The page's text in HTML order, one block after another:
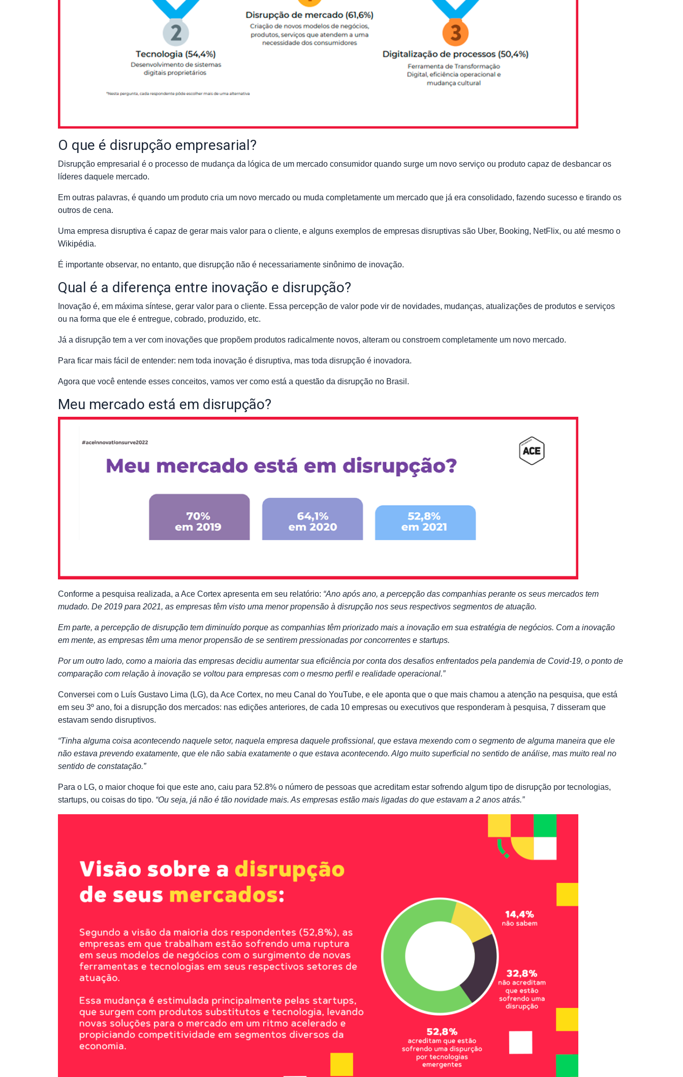
O que é disrupção empresarial?
Disrupção empresarial é o processo de mudança da lógica de um mercado consumidor quando surge um novo serviço ou produto capaz de desbancar os
líderes daquele mercado.
Em outras palavras, é quando um produto cria um novo mercado ou muda completamente um mercado que já era consolidado, fazendo sucesso e tirando os
outros de cena.
Uma empresa disruptiva é capaz de gerar mais valor para o cliente, e alguns exemplos de empresas disruptivas são Uber, Booking, NetFlix, ou até mesmo o
Wikipédia.
É importante observar, no entanto, que disrupção não é necessariamente sinônimo de inovação.
Qual é a diferença entre inovação e disrupção?
Inovação é, em máxima síntese, gerar valor para o cliente. Essa percepção de valor pode vir de novidades, mudanças, atualizações de produtos e serviços
ou na forma que ele é entregue, cobrado, produzido, etc.
Já a disrupção tem a ver com inovações que propõem produtos radicalmente novos, alteram ou constroem completamente um novo mercado.
Para ficar mais fácil de entender: nem toda inovação é disruptiva, mas toda disrupção é inovadora.
Agora que você entende esses conceitos, vamos ver como está a questão da disrupção no Brasil.
Meu mercado está em disrupção?
Conforme a pesquisa realizada, a Ace Cortex apresenta em seu relatório: “Ano após ano, a percepção das companhias perante os seus mercados tem
mudado. De 2019 para 2021, as empresas têm visto uma menor propensão à disrupção nos seus respectivos segmentos de atuação.
Em parte, a percepção de disrupção tem diminuído porque as companhias têm priorizado mais a inovação em sua estratégia de negócios. Com a inovação
em mente, as empresas têm uma menor propensão de se sentirem pressionadas por concorrentes e startups.
Por um outro lado, como a maioria das empresas decidiu aumentar sua eficiência por conta dos desafios enfrentados pela pandemia de Covid-19, o ponto de
comparação com relação à inovação se voltou para empresas com o mesmo perfil e realidade operacional.”
Conversei com o Luís Gustavo Lima (LG), da Ace Cortex, no meu Canal do YouTube, e ele aponta que o que mais chamou a atenção na pesquisa, que está
em seu 3º ano, foi a disrupção dos mercados: nas edições anteriores, de cada 10 empresas ou executivos que responderam à pesquisa, 7 disseram que
estavam sendo disruptivos.
“Tinha alguma coisa acontecendo naquele setor, naquela empresa daquele profissional, que estava mexendo com o segmento de alguma maneira que ele
não estava prevendo exatamente, que ele não sabia exatamente o que estava acontecendo. Algo muito superficial no sentido de análise, mas muito real no
sentido de constatação.”
Para o LG, o maior choque foi que este ano, caiu para 52.8% o número de pessoas que acreditam estar sofrendo algum tipo de disrupção por tecnologias,
startups, ou coisas do tipo. “Ou seja, já não é tão novidade mais. As empresas estão mais ligadas do que estavam a 2 anos atrás.”